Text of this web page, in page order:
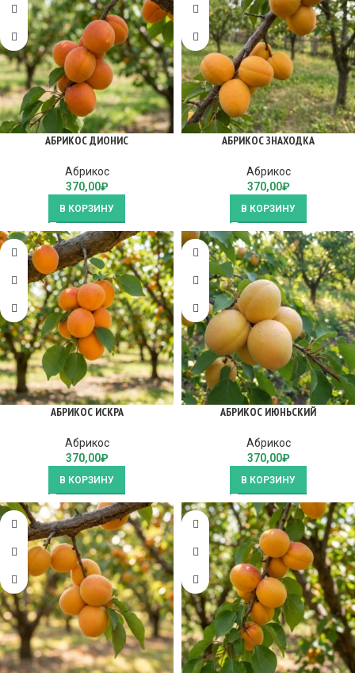
АБРИКОС ДИОНИС
Абрикос
370,00₽
В КОРЗИНУ
АБРИКОС ЗНАХОДКА
Абрикос
370,00₽
В КОРЗИНУ
АБРИКОС ИСКРА
Абрикос
370,00₽
В КОРЗИНУ
АБРИКОС ИЮНЬСКИЙ
Абрикос
370,00₽
В КОРЗИНУ